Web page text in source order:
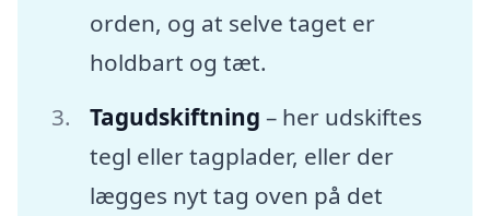
orden, og at selve taget er
holdbart og tæt.
Tagudskiftning – her udskiftes
tegl eller tagplader, eller der
lægges nyt tag oven på det